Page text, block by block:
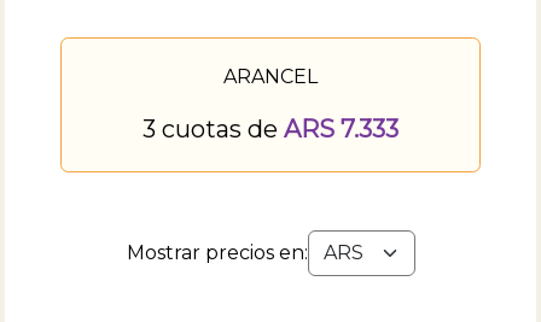
ARANCEL
3 cuotas de ARS 7.333
Mostrar precios en: